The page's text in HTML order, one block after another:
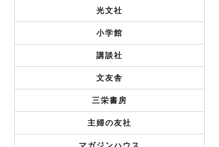
光文社
小学館
講談社
文友舎
三栄書房
主婦の友社
マガジンハウス